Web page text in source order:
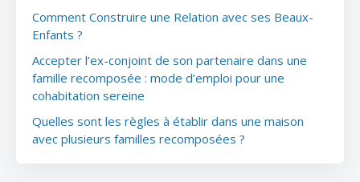
Comment Construire une Relation avec ses Beaux-
Enfants ?
Accepter l’ex-conjoint de son partenaire dans une
famille recomposée : mode d’emploi pour une
cohabitation sereine
Quelles sont les règles à établir dans une maison
avec plusieurs familles recomposées ?